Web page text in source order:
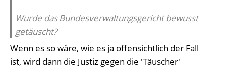
Wurde das Bundesverwaltungsgericht bewusst
getäuscht?
Wenn es so wäre, wie es ja offensichtlich der Fall
ist, wird dann die Justiz gegen die 'Täuscher'